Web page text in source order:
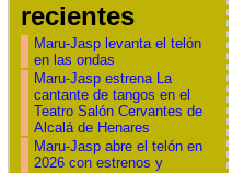
recientes
Maru-Jasp levanta el telón
en las ondas
Maru-Jasp estrena La
cantante de tangos en el
Teatro Salón Cervantes de
Alcalá de Henares
Maru-Jasp abre el telón en
2026 con estrenos y